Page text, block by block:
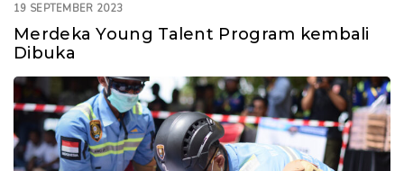
19 SEPTEMBER 2023
Merdeka Young Talent Program kembali
Dibuka